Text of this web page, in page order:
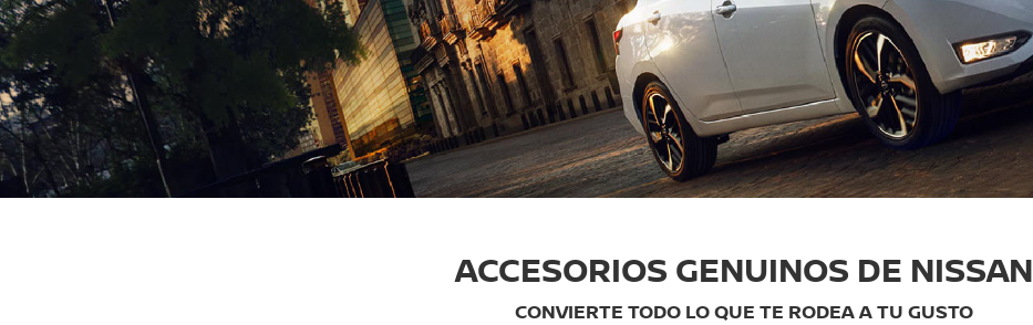
ACCESORIOS GENUINOS DE NISSAN
CONVIERTE TODO LO QUE TE RODEA A TU GUSTO